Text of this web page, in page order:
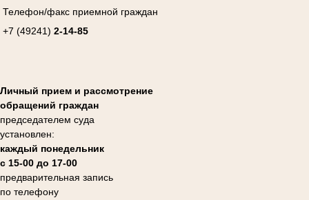
Телефон/факс приемной граждан
+7 (49241) 2-14-85
Личный прием и рассмотрение
обращений граждан
председателем суда
установлен:
каждый понедельник
с 15-00 до 17-00
предварительная запись
по телефону